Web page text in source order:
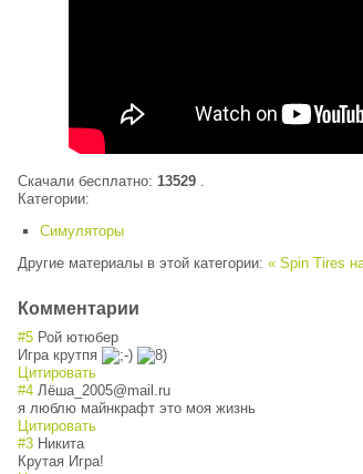
Скачали бесплатно: 13529.
Категории:
Симуляторы
Другие материалы в этой категории: « Spin Tires
Комментарии
#5 Рой ютюбер
Игра крутпя
Цитировать
#4 Лёша_2005@mail.ru
я люблю майнкрафт это моя жизнь
Цитировать
#3 Никита
Крутая Игра!